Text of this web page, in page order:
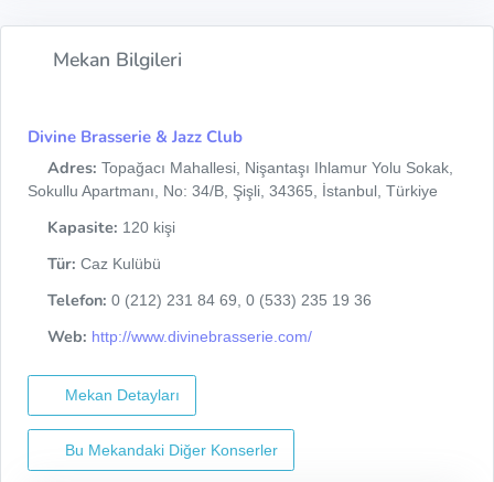
Mekan Bilgileri
Divine Brasserie & Jazz Club
Adres: Topağacı Mahallesi, Nişantaşı Ihlamur Yolu Sokak,
Sokullu Apartmanı, No: 34/B, Şişli, 34365, İstanbul, Türkiye
Kapasite: 120 kişi
Tür: Caz Kulübü
Telefon: 0 (212) 231 84 69, 0 (533) 235 19 36
Web: http://www.divinebrasserie.com/
Mekan Detayları
Bu Mekandaki Diğer Konserler